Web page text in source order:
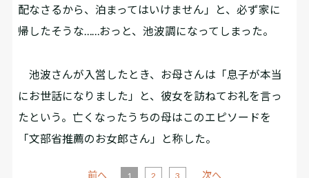
配なさるから、泊まってはいけません」と、必ず家に
帰したそうな……おっと、池波調になってしまった。
池波さんが入営したとき、お母さんは「息子が本当
にお世話になりました」と、彼女を訪ねてお礼を言っ
たという。亡くなったうちの母はこのエピソードを
「文部省推薦のお女郎さん」と称した。
前へ 1 2 3 次へ